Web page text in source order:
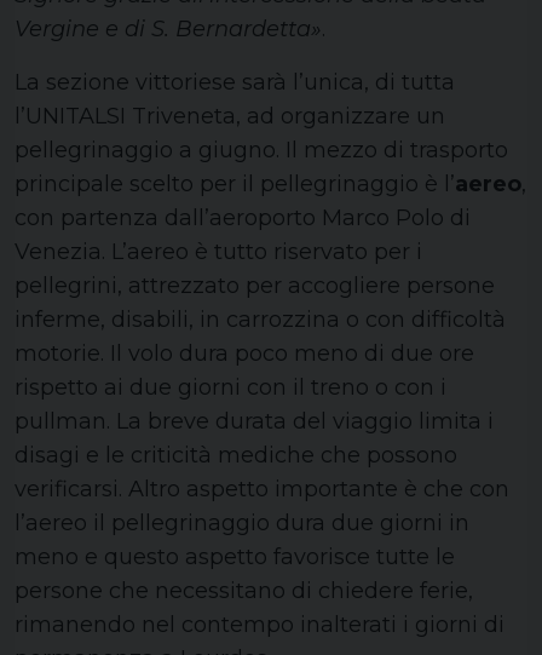
Vergine e di S. Bernardetta».
La sezione vittoriese sarà l’unica, di tutta
l’UNITALSI Triveneta, ad organizzare un
pellegrinaggio a giugno. Il mezzo di trasporto
principale scelto per il pellegrinaggio è l’aereo,
con partenza dall’aeroporto Marco Polo di
Venezia. L’aereo è tutto riservato per i
pellegrini, attrezzato per accogliere persone
inferme, disabili, in carrozzina o con difficoltà
motorie. Il volo dura poco meno di due ore
rispetto ai due giorni con il treno o con i
pullman. La breve durata del viaggio limita i
disagi e le criticità mediche che possono
verificarsi. Altro aspetto importante è che con
l’aereo il pellegrinaggio dura due giorni in
meno e questo aspetto favorisce tutte le
persone che necessitano di chiedere ferie,
rimanendo nel contempo inalterati i giorni di